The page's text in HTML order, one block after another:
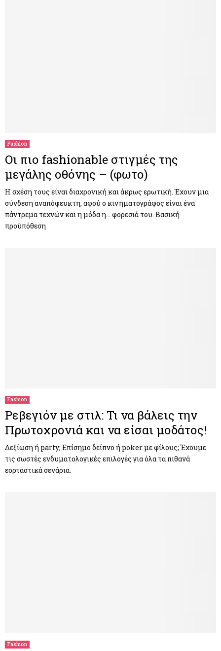
Fashion
Οι πιο fashionable στιγμές της
μεγάλης οθόνης – (φωτο)
Η σχέση τους είναι διαχρονική και άκρως ερωτική. Έχουν μια
σύνδεση αναπόφευκτη, αφού ο κινηματογράφος είναι ένα
πάντρεμα τεχνών και η μόδα η… φορεσιά του. Βασική
προϋπόθεση
Fashion
Ρεβεγιόν με στιλ: Τι να βάλεις την
Πρωτοχρονιά και να είσαι μοδάτος!
Δεξίωση ή party; Επίσημο δείπνο ή poker με φίλους; Έχουμε
τις σωστές ενδυματολογικές επιλογές για όλα τα πιθανά
εορταστικά σενάρια.
Fashion